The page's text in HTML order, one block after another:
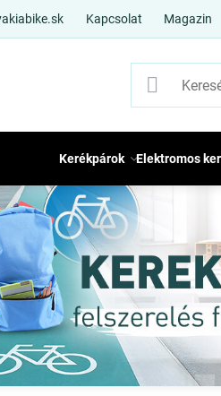
Kapcsolat Magazin
Kerékpárok Elektromos